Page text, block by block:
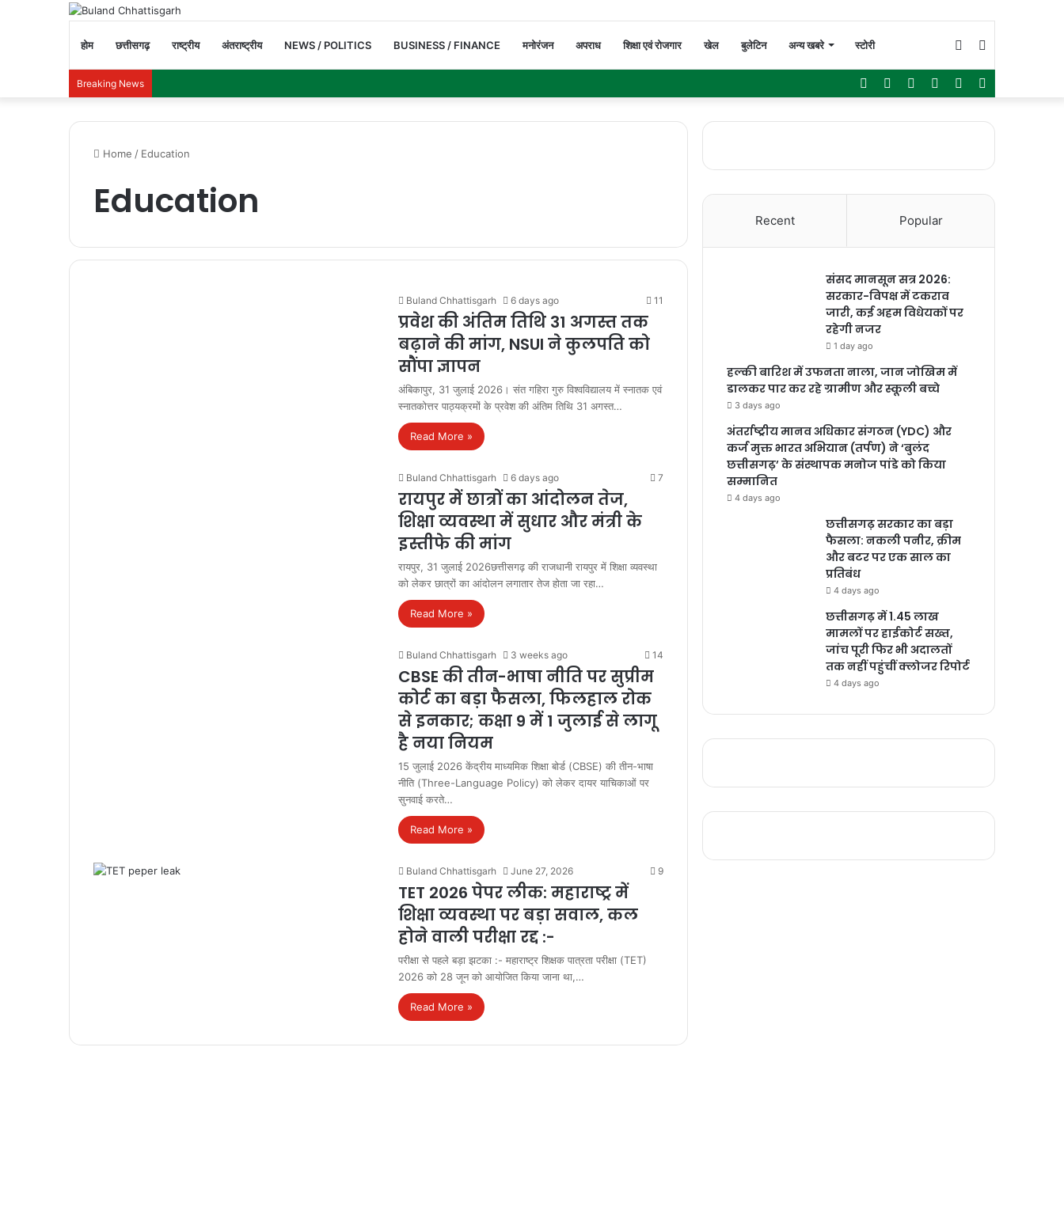
होम छत्तीसगढ़ राष्ट्रीय अंतराष्ट्रीय NEWS / POLITICS BUSINESS / FINANCE मनोरंजन अपराध शिक्षा एवं रोजगार खेल बुलेटिन अन्य खबरे स्टोरी Switch
skin
Breaking News WhatsApp
Instagram
YouTube
Twitter
Facebook
Home / Education
Education
Buland Chhattisgarh 6 days ago 11
प्रवेश की अंतिम तिथि 31 अगस्त तक
बढ़ाने की मांग, NSUI ने कुलपति को
सौंपा ज्ञापन
अंबिकापुर, 31 जुलाई 2026। संत गहिरा गुरु विश्वविद्यालय में स्नातक एवं
स्नातकोत्तर पाठ्यक्रमों के प्रवेश की अंतिम तिथि 31 अगस्त…
Read More »
Buland Chhattisgarh 6 days ago 7
रायपुर में छात्रों का आंदोलन तेज,
शिक्षा व्यवस्था में सुधार और मंत्री के
इस्तीफे की मांग
रायपुर, 31 जुलाई 2026छत्तीसगढ़ की राजधानी रायपुर में शिक्षा व्यवस्था
को लेकर छात्रों का आंदोलन लगातार तेज होता जा रहा…
Read More »
Buland Chhattisgarh 3 weeks ago 14
CBSE की तीन-भाषा नीति पर सुप्रीम
कोर्ट का बड़ा फैसला, फिलहाल रोक
से इनकार; कक्षा 9 में 1 जुलाई से लागू
है नया नियम
15 जुलाई 2026 केंद्रीय माध्यमिक शिक्षा बोर्ड (CBSE) की तीन-भाषा
नीति (Three-Language Policy) को लेकर दायर याचिकाओं पर
सुनवाई करते…
Read More »
Buland Chhattisgarh June 27, 2026 9
TET 2026 पेपर लीक: महाराष्ट्र में
शिक्षा व्यवस्था पर बड़ा सवाल, कल
होने वाली परीक्षा रद्द :-
परीक्षा से पहले बड़ा झटका :- महाराष्ट्र शिक्षक पात्रता परीक्षा (TET)
2026 को 28 जून को आयोजित किया जाना था,…
Read More »
Recent Popular
संसद मानसून सत्र 2026:
सरकार-विपक्ष में टकराव
जारी, कई अहम विधेयकों पर
रहेगी नजर
1 day ago
हल्की बारिश में उफनता नाला, जान जोखिम में
डालकर पार कर रहे ग्रामीण और स्कूली बच्चे
3 days ago
अंतर्राष्ट्रीय मानव अधिकार संगठन (YDC) और
कर्ज मुक्त भारत अभियान (तर्पण) ने ‘बुलंद
छत्तीसगढ़’ के संस्थापक मनोज पांडे को किया
सम्मानित
4 days ago
छत्तीसगढ़ सरकार का बड़ा
फैसला: नकली पनीर, क्रीम
और बटर पर एक साल का
प्रतिबंध
4 days ago
छत्तीसगढ़ में 1.45 लाख
मामलों पर हाईकोर्ट सख्त,
जांच पूरी फिर भी अदालतों
तक नहीं पहुंचीं क्लोजर रिपोर्ट
4 days ago